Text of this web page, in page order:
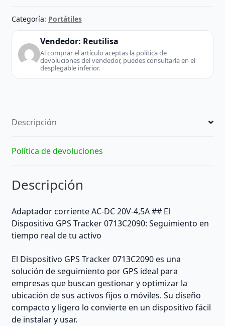
Categoría: Portátiles
Vendedor: Reutilisa
Al comprar el artículo aceptas la política de
devoluciones del vendedor, puedes consultarla en el
desplegable inferior.
Descripción
Política de devoluciones
Descripción
Adaptador corriente AC-DC 20V-4,5A ## El
Dispositivo GPS Tracker 0713C2090: Seguimiento en
tiempo real de tu activo
El Dispositivo GPS Tracker 0713C2090 es una
solución de seguimiento por GPS ideal para
empresas que buscan gestionar y optimizar la
ubicación de sus activos fijos o móviles. Su diseño
compacto y ligero lo convierte en un dispositivo fácil
de instalar y usar.